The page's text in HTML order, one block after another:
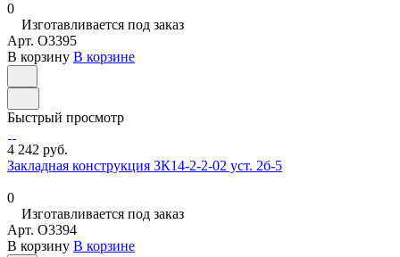
0
Изготавливается под заказ
Арт. O3395
В корзину В корзине
Быстрый просмотр
4 242 руб.
Закладная конструкция ЗК14-2-2-02 уст. 2б-5
0
Изготавливается под заказ
Арт. O3394
В корзину В корзине